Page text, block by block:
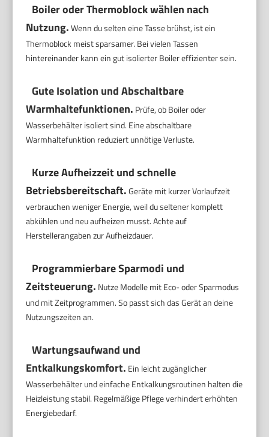
Boiler oder Thermoblock wählen nach
Nutzung.Wenn du selten eine Tasse brühst, ist ein
Thermoblock meist sparsamer. Bei vielen Tassen
hintereinander kann ein gut isolierter Boiler effizienter sein.
Gute Isolation und Abschaltbare
Warmhaltefunktionen. Prüfe, ob Boiler oder
Wasserbehälter isoliert sind. Eine abschaltbare
Warmhaltefunktion reduziert unnötige Verluste.
Kurze Aufheizzeit und schnelle
Betriebsbereitschaft.Geräte mit kurzer Vorlaufzeit
verbrauchen weniger Energie, weil du seltener komplett
abkühlen und neu aufheizen musst. Achte auf
Herstellerangaben zur Aufheizdauer.
Programmierbare Sparmodi und
Zeitsteuerung. Nutze Modelle mit Eco- oder Sparmodus
und mit Zeitprogrammen. So passt sich das Gerät an deine
Nutzungszeiten an.
Wartungsaufwand und
Entkalkungskomfort. Ein leicht zugänglicher
Wasserbehälter und einfache Entkalkungsroutinen halten die
Heizleistung stabil. Regelmäßige Pflege verhindert erhöhten
Energiebedarf.